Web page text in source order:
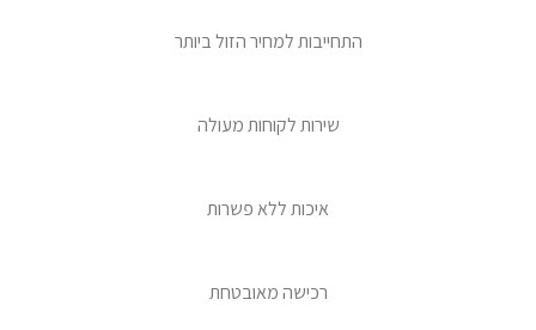
התחייבות למחיר הזול ביותר
שירות לקוחות מעולה
איכות ללא פשרות
רכישה מאובטחת